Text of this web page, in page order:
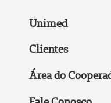
Unimed
Clientes
Área do